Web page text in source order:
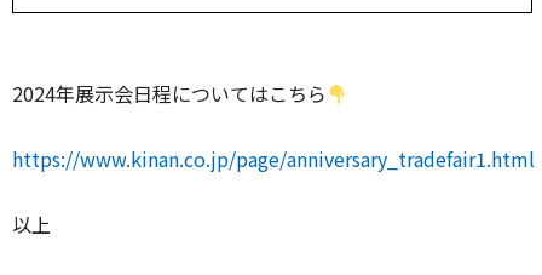
2024年展示会日程についてはこちら
https://www.kinan.co.jp/page/anniversary_tradefair1.html
以上